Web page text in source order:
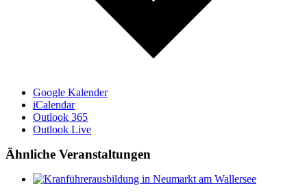
Google Kalender
iCalendar
Outlook 365
Outlook Live
Ähnliche Veranstaltungen